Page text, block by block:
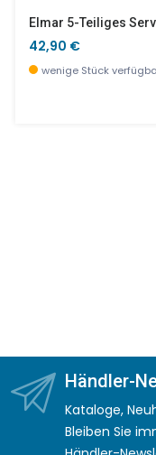
Elmar 5-Teiliges
42,90 €
wenige Stück
Händler-
Kataloge,
Bleiben Sie